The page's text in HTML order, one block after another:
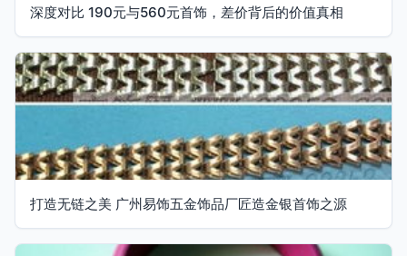
深度对比 190元与560元首饰，差价背后的价值真相
打造无链之美 广州易饰五金饰品厂匠造金银首饰之源